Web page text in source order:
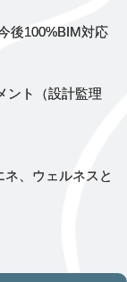
後100%BIM対応
ント（設計監理
ネ、ウェルネスと